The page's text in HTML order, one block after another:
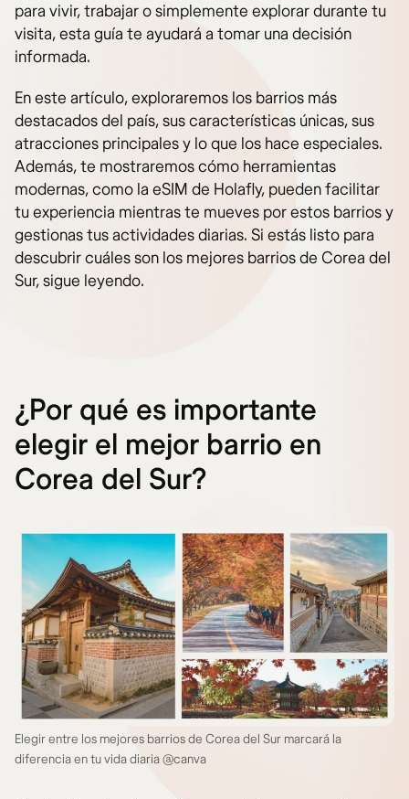
para vivir, trabajar o simplemente explorar durante tu
visita, esta guía te ayudará a tomar una decisión
informada.
En este artículo, exploraremos los barrios más
destacados del país, sus características únicas, sus
atracciones principales y lo que los hace especiales.
Además, te mostraremos cómo herramientas
modernas, como la eSIM de Holafly, pueden facilitar
tu experiencia mientras te mueves por estos barrios y
gestionas tus actividades diarias. Si estás listo para
descubrir cuáles son los mejores barrios de Corea del
Sur, sigue leyendo.
¿Por qué es importante
elegir el mejor barrio en
Corea del Sur?
Elegir entre los mejores barrios de Corea del Sur marcará la
diferencia en tu vida diaria @canva